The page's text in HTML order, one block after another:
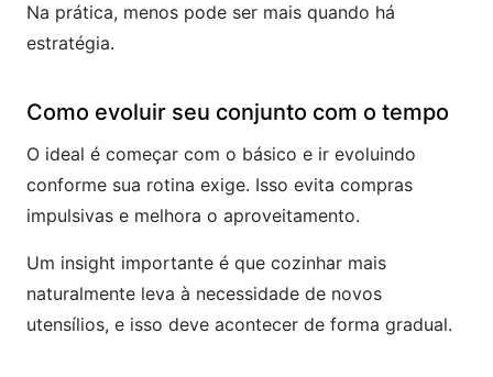
Na prática, menos pode ser mais quando há
estratégia.
Como evoluir seu conjunto com o tempo
O ideal é começar com o básico e ir evoluindo
conforme sua rotina exige. Isso evita compras
impulsivas e melhora o aproveitamento.
Um insight importante é que cozinhar mais
naturalmente leva à necessidade de novos
utensílios, e isso deve acontecer de forma gradual.